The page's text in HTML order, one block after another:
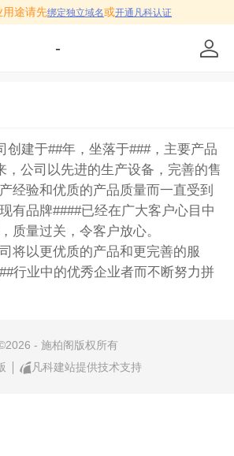
途请先绑定独立域名或开通凡科认证
-
建于##年，坐落于###，主要产品
，公司以先进的生产设备，完善的售
经验和优质的产品质量而一直受到
有品牌####已经在广大客户心目中
质量过关，令客户放心。
以更优质的产品和更完善的服
行业中的优秀企业者而不断努力拼
2026 - 施柏阁版权所有
凡科建站提供技术支持